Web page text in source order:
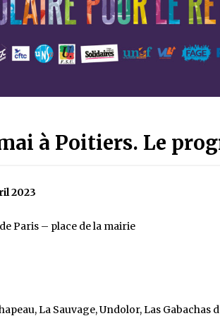
à Poitiers. Le
2023
Paris – place de la mairie
La Sauvage, Undolor, Las Gabachas